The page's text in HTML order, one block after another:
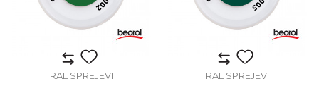
RAL SPREJEVI RAL SPREJEVI